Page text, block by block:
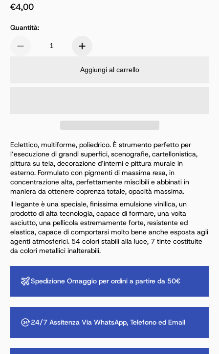
Prezzo normale
€4,00
Quantità:
Aggiungi al carrello
Eclettico, multiforme, poliedrico. È strumento perfetto per
l’esecuzione di grandi superfici, scenografie, cartellonistica,
pittura su tela, decorazione d’interni e pittura murale in
esterno. Formulato con pigmenti di massima resa, in
concentrazione alta, perfettamente miscibili e abbinati in
maniera da ottenere coprenza totale, opacità massima.
Il legante è una speciale, finissima emulsione vinilica, un
prodotto di alta tecnologia, capace di formare, una volta
asciutto, una pellicola estremamente forte, resistente ed
elastica, capace di comportarsi molto bene anche esposta agli
agenti atmosferici. 54 colori stabili alla luce, 7 tinte costituite
da colori metallici inalterabili.
Spedizione Omaggio per ordini a partire da 50€
24/7 Assitenza Via WhatsApp, Telefono ed Email